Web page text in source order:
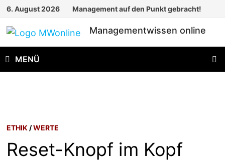
Zum
springen
6. August 2026 Management auf den Punkt gebracht!
Managementwissen online
MENÜ
ETHIK /WERTE
Reset-Knopf im Kopf